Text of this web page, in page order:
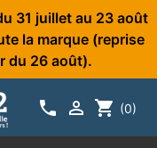
31 juillet au 23 août
la marque (reprise
du 26 août).
  shopping_cart (0)